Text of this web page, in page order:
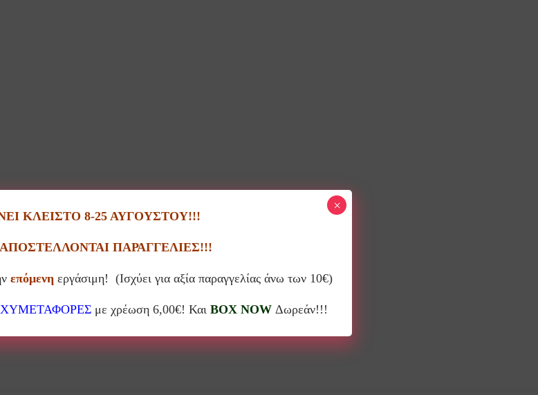
ΚΛΕΙΣΤΟ 8-25 ΑΥΓΟΥΣΤΟΥ!!!
ΠΑΡΑΓΓΕΛΙΕΣ!!!
επόμενηεργάσιμη! (Ισχύει για αξία παραγγελίας άνω των 10€)
με χρέωση 6,00€! Και BOX NOWΔωρεάν!!!
×